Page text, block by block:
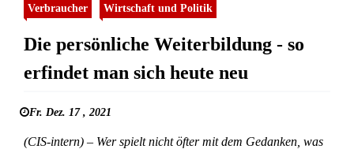
Verbraucher Wirtschaft und Politik
Die persönliche Weiterbildung - so
erfindet man sich heute neu
Fr. Dez. 17 , 2021
(CIS-intern) – Wer spielt nicht öfter mit dem Gedanken, was